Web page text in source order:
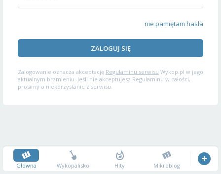
nie pamiętam hasła
ZALOGUJ SIĘ
Zalogowanie oznacza akceptację Regulaminu serwisu Wykop.pl w jego
aktualnym brzmieniu. Jeśli nie akceptujesz Regulaminu w całości,
prosimy o niekorzystanie z serwisu.
Główna Wykopalisko Hity Mikroblog